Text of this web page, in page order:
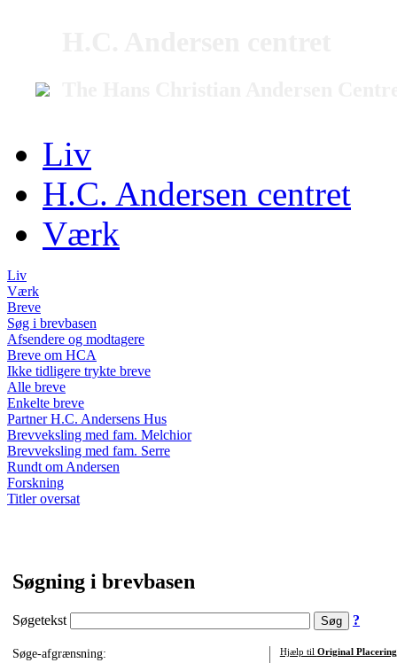
Liv
H.C. Andersen centret
Værk
Liv
Værk
Breve
Søg i brevbasen
Afsendere og modtagere
Breve om HCA
Ikke tidligere trykte breve
Alle breve
Enkelte breve
Partner H.C. Andersens Hus
Brevveksling med fam. Melchior
Brevveksling med fam. Serre
Rundt om Andersen
Forskning
Titler oversat
Søgning i brevbasen
Søgetekst ?
Søge-afgrænsning:
Hjælp til Original Placering